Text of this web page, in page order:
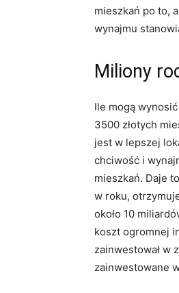
mieszkań po to,
wynajmu
Miliony
Ile mogą
3500 złotych
jest w lepszej
chciwość i
mieszkań. Daje
w roku,
około 10
koszt ogromnej
zainwestował w
zainwestowane